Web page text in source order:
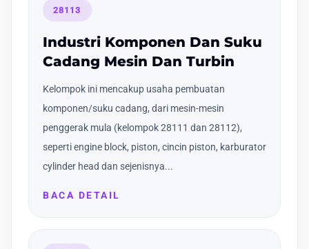
28113
Industri Komponen Dan Suku
Cadang Mesin Dan Turbin
Kelompok ini mencakup usaha pembuatan
komponen/suku cadang, dari mesin-mesin
penggerak mula (kelompok 28111 dan 28112),
seperti engine block, piston, cincin piston, karburator
cylinder head dan sejenisnya...
BACA DETAIL